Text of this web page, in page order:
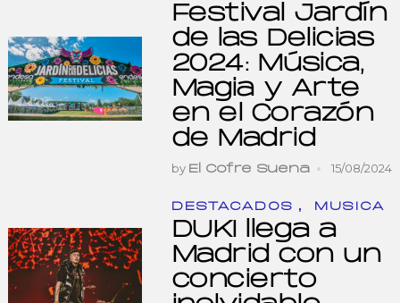
Festival Jardín
de las Delicias
2024: Música,
Magia y Arte
en el Corazón
de Madrid
by El Cofre Suena 15/08/2024
DESTACADOS , MUSICA
DUKI llega a
Madrid con un
concierto